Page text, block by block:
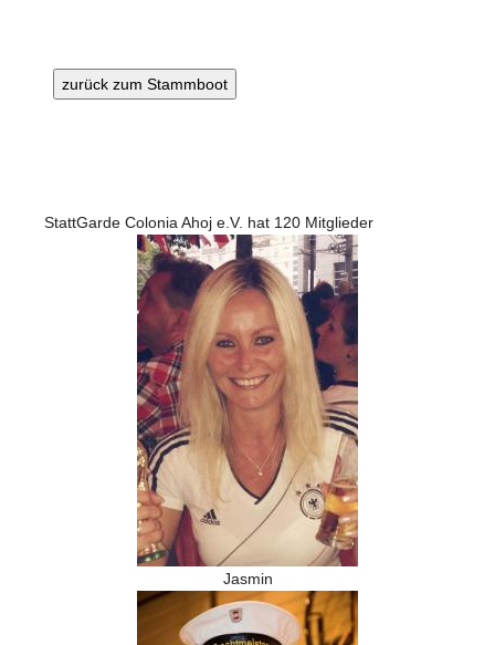
StattGarde Colonia Ahoj e.V. hat 120 Mitglieder
Jasmin